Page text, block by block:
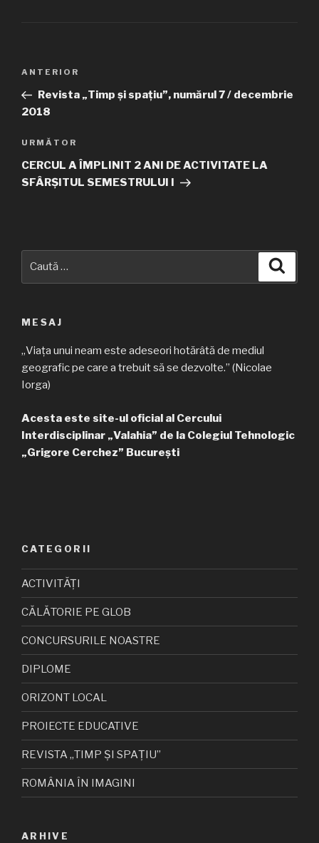
Navigare
articole
Articolul
anterior
ANTERIOR
Revista „Timp și spațiu”, numărul 7 / decembrie
2018
Articolul
următor
URMĂTOR
CERCUL A ÎMPLINIT 2 ANI DE ACTIVITATE LA
SFÂRȘITUL SEMESTRULUI I
MESAJ
„Viața unui neam este adeseori hotărâtă de mediul
geografic pe care a trebuit să se dezvolte.” (Nicolae
Iorga)
Acesta este site-ul oficial al Cercului
Interdisciplinar „Valahia” de la Colegiul Tehnologic
„Grigore Cerchez” București
CATEGORII
ACTIVITĂȚI
CĂLĂTORIE PE GLOB
CONCURSURILE NOASTRE
DIPLOME
ORIZONT LOCAL
PROIECTE EDUCATIVE
REVISTA „TIMP ȘI SPAȚIU”
ROMÂNIA ÎN IMAGINI
ARHIVE